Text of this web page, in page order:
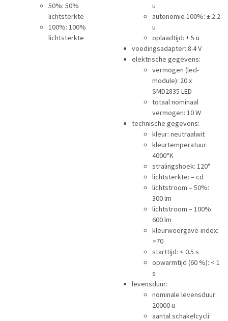
50%: 50%
lichtsterkte
100%: 100%
lichtsterkte
u
autonomie 100%: ± 2.2
u
oplaadtijd: ± 5 u
voedingsadapter: 8.4 V
elektrische gegevens:
vermogen (led-
module): 20 x
SMD2835 LED
totaal nominaal
vermogen: 10 W
technische gegevens:
kleur: neutraalwit
kleurtemperatuur:
4000°K
stralingshoek: 120°
lichtsterkte: – cd
lichtstroom – 50%:
300 lm
lichtstroom – 100%:
600 lm
kleurweergave-index:
>70
starttijd: < 0.5 s
opwarmtijd (60 %): < 1
s
levensduur:
nominale levensduur:
20000 u
aantal schakelcycli: